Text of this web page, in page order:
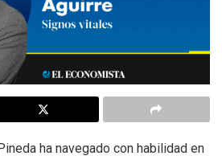
ha navegado con habilidad en